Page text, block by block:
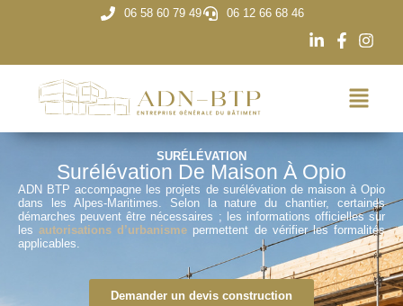
06 58 60 79 49 06 12 66 68 46
SURÉLÉVATION
Surélévation De Maison À Opio
ADN BTP accompagne les projets de surélévation de maison à Opio
dans les Alpes-Maritimes. Selon la nature du chantier, certaines
démarches peuvent être nécessaires ; les informations officielles sur
lesautorisations d’urbanisme permettent de vérifier les formalités
applicables.
Demander un devis construction